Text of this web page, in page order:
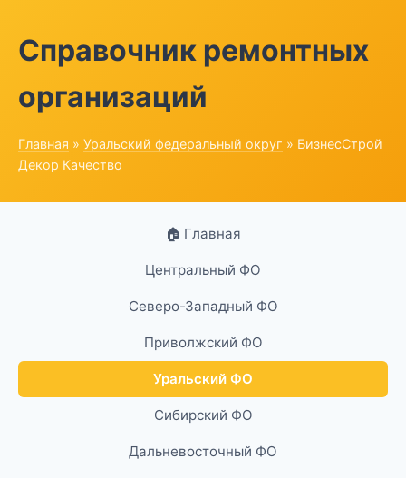
Справочник ремонтных
организаций
Главная » Уральский федеральный округ » БизнесСтрой
Декор Качество
🏠 Главная
Центральный ФО
Северо-Западный ФО
Приволжский ФО
Уральский ФО
Сибирский ФО
Дальневосточный ФО